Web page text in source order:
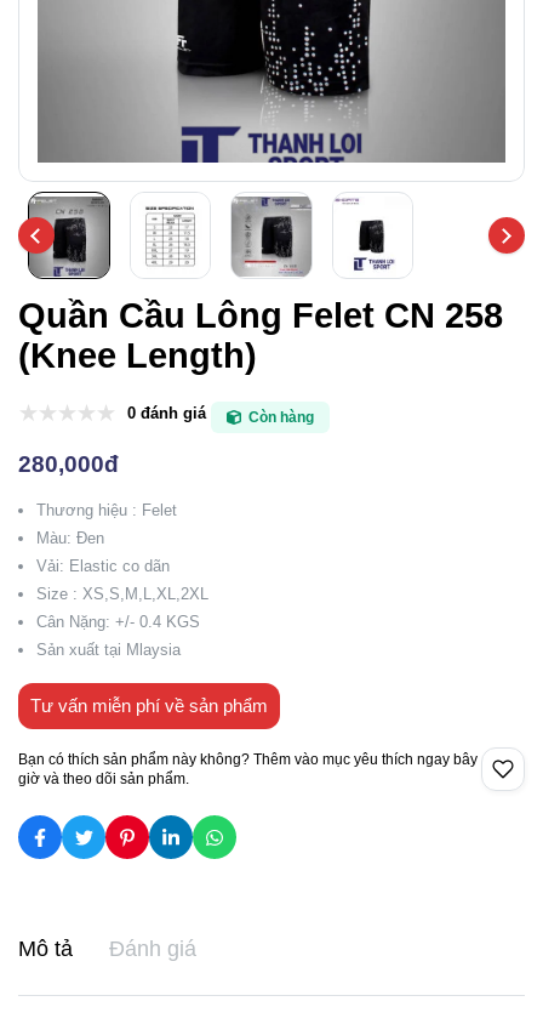
Quần Cầu Lông Felet CN 258
(Knee Length)
0 đánh giá Còn hàng
280,000đ
Thương hiệu : Felet
Màu: Đen
Vải: Elastic co dãn
Size : XS,S,M,L,XL,2XL
Cân Nặng: +/- 0.4 KGS
Sản xuất tại Mlaysia
Tư vấn miễn phí về sản phẩm
Bạn có thích sản phẩm này không? Thêm vào mục yêu thích ngay bây
giờ và theo dõi sản phẩm.
Mô tả Đánh giá